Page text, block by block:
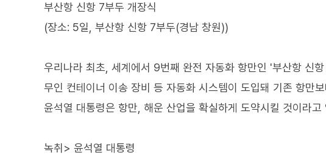
부산항 신항 7부두 개장식
(장소: 5일, 부산항 신항 7부두(경남 창원))
우리나라 최초, 세계에서 9번째 완전 자동화 항만인 '부산항 신
무인 컨테이너 이송 장비 등 자동화 시스템이 도입돼 기존 항만
윤석열 대통령은 항만, 해운 산업을 확실하게 도약시킬 것이라고
녹취> 윤석열 대통령